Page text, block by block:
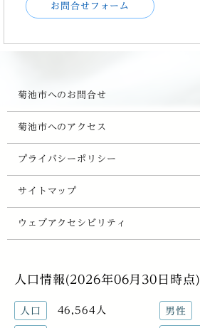
お問合せフォーム
菊池市へのお問合せ
菊池市へのアクセス
プライバシーポリシー
サイトマップ
ウェブアクセシビリティ
人口情報(2026年06月30日時点)
人口 46,564人 男性